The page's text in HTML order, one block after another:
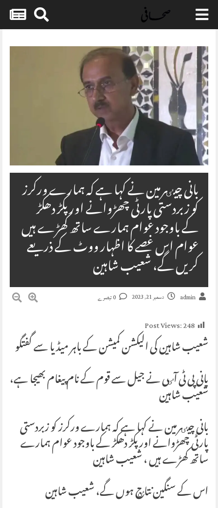
Skip
content
بانی چیٸرمین نے کہا ہے کہ ہمارے ورکرز
کو زبردستی پارٹی چھڑوانے اور پکڑ دھکڑ
کے باوجود عوام ہمارے ساتھ کھڑے ہیں
عوام اس غصے کا اظہار ووٹ کے ذریعے
کریں گے، شعیب شاہین
admin دسمبر 21, 2023
Post Views:248
شعیب شاہین کی الیکشن کمیشن کے باہر میڈیا سے گفتگو
بانی پی ٹی آٸی نے جیل سے قوم کے نام پیغام بھیجا ہے،
شعیب شاہین
بانی چیٸرمین نے کہا ہے کہ ہمارے ورکرز کو زبردستی
پارٹی چھڑوانے اور پکڑ دھکڑ کے باوجود عوام ہمارے
ساتھ کھڑے ہیں ، شعیب شاہین
اس کے سنگین نتاٸج ہوں گے، شعیب شاہین